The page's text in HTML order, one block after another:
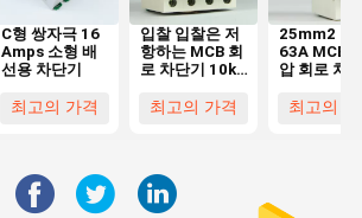
C형 쌍자극 16
Amps 소형 배
선용 차단기
최고의 가격
입찰 입찰은 저
항하는 MCB 회
로 차단기 10kA
최고의 가격
25mm2 단
63A MCB
압 회로 차
최고의